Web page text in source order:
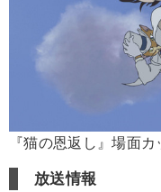
『猫の恩返し』場面カ
放送情報